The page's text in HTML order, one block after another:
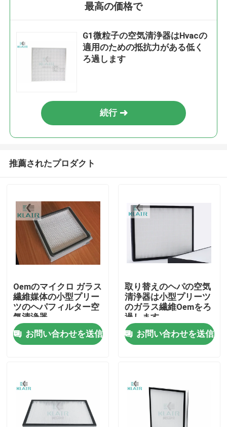
製品
私達について
最高の価格で
G1微粒子の空気清浄器はHvacの
適用のための抵抗力がある低く
ろ過します
続行
推薦されたプロダクト
Oemのマイクロ ガラス
繊維媒体の小型プリー
ツのヘパフィルター空
気清浄器
お問い合わせを送信
取り替えのヘパの空気
清浄器は小型プリーツ
のガラス繊維Oemをろ
過します
お問い合わせを送信